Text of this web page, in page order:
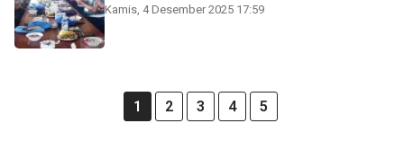
Kamis, 4 Desember 2025 17:59
1 2 3 4 5